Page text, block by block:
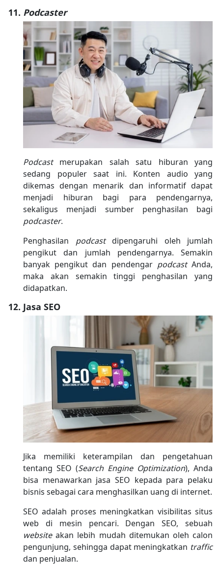
Podcaster
Podcast merupakan salah satu hiburan yang
sedang populer saat ini. Konten audio yang
dikemas dengan menarik dan informatif dapat
menjadi hiburan bagi para pendengarnya,
sekaligus menjadi sumber penghasilan bagi
podcaster.
Penghasilan podcast dipengaruhi oleh jumlah
pengikut dan jumlah pendengarnya. Semakin
banyak pengikut dan pendengar podcastAnda,
maka akan semakin tinggi penghasilan yang
didapatkan.
Jasa SEO
Jika memiliki keterampilan dan pengetahuan
tentang SEO (Search Engine Optimization), Anda
bisa menawarkan jasa SEO kepada para pelaku
bisnis sebagai cara menghasilkan uang di internet.
SEO adalah proses meningkatkan visibilitas situs
web di mesin pencari. Dengan SEO, sebuah
websiteakan lebih mudah ditemukan oleh calon
pengunjung, sehingga dapat meningkatkan traffic
dan penjualan.